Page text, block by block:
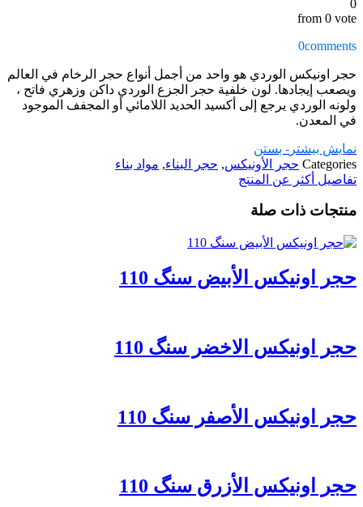
0
from 0 vote
0comments
حجر اونیکس الوردي هو واحد من أجمل أنواع حجر الرخام في العالم
ويصعب إيجادها. لون خلفية حجر الجزع الوردي داكن وزهري فاتح ،
ولونه الوردي يرجع إلى أكسيد الحديد اللامائي أو المجفف الموجود
في المعدن.
نمایش بیشتر - بستن
Categories حجر الأونيكس, حجر البناء, مواد بناء
تفاصيل أكثر عن المنتج
منتجات ذات صلة
حجر اونیکس الأبیض سنگ 110
حجر اونیکس الاخضر سنگ 110
حجر اونیکس الأصفر سنگ 110
حجر اونیکس الأزرق سنگ 110